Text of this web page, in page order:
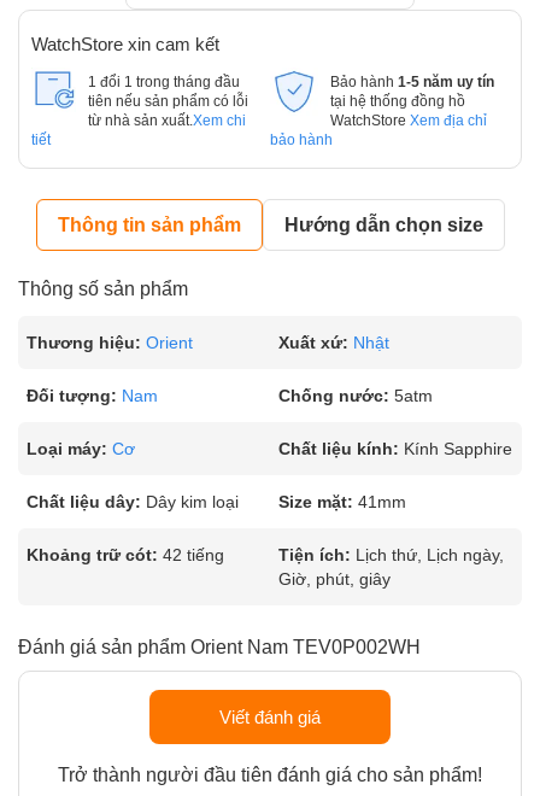
WatchStore xin cam kết
1 đổi 1 trong tháng đầu
tiên nếu sản phẩm có lỗi
từ nhà sản xuất. Xem chi
tiết
Bảo hành 1-5 năm uy tín
tại hệ thống đồng hồ
WatchStore Xem địa chỉ
bảo hành
Thông tin sản phẩm Hướng dẫn chọn size
Thông số sản phẩm
Thương hiệu: Orient Xuất xứ: Nhật
Đối tượng: Nam Chống nước: 5atm
Loại máy: Cơ Chất liệu kính: Kính Sapphire
Chất liệu dây: Dây kim loại Size mặt: 41mm
Khoảng trữ cót: 42 tiếng Tiện ích: Lịch thứ, Lịch ngày,
Giờ, phút, giây
Đánh giá sản phẩm Orient Nam TEV0P002WH
Viết đánh giá
Trở thành người đầu tiên đánh giá cho sản phẩm!